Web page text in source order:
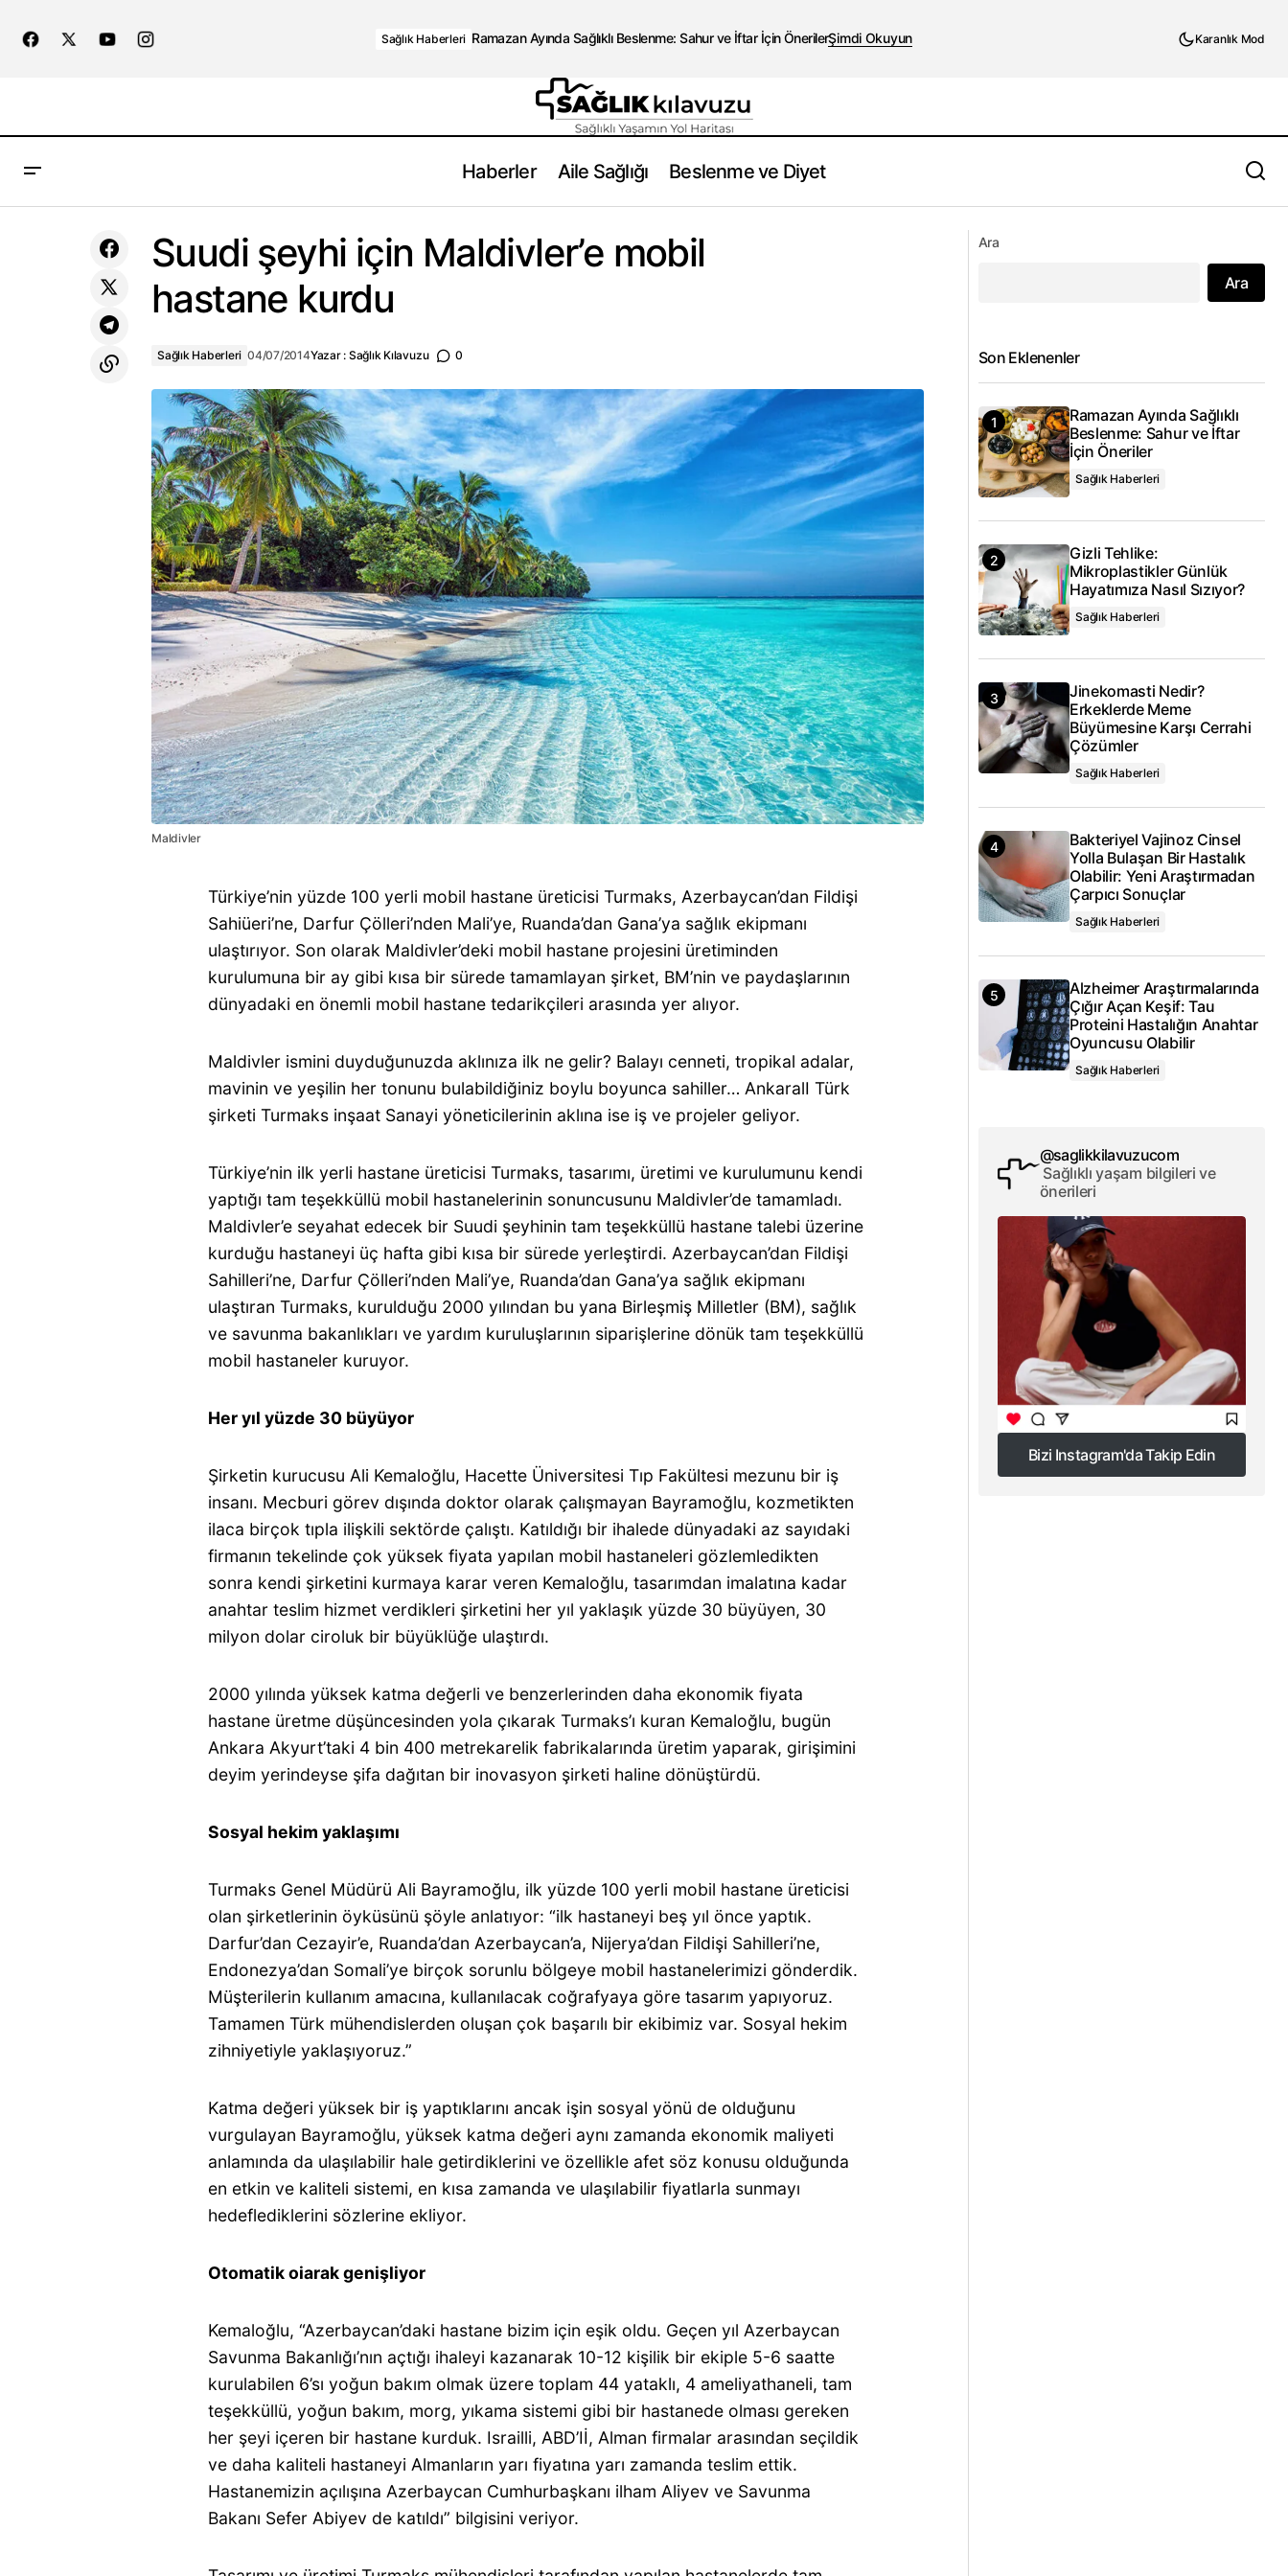
Sağlık Haberleri Ramazan Ayında Sağlıklı Beslenme: Sahur ve İftar İçin ÖnerilerŞimdi Okuyun Karanlık Mod
Haberler Aile Sağlığı Beslenme ve Diyet
Gebelikten Korunma Yöntemleri Sağlık Haberleri Suudi şeyhi için Maldivler’e mobil hastane kurdu
Suudi şeyhi için Maldivler’e mobil
hastane kurdu
Sağlık Haberleri 04/07/2014Yazar : Sağlık Kılavuzu 0
Maldivler
Türkiye’nin yüzde 100 yerli mobil hastane üreticisi Turmaks, Azerbaycan’dan Fildişi
Sahiüeri’ne, Darfur Çölleri’nden Mali’ye, Ruanda’dan Gana’ya sağlık ekipmanı
ulaştırıyor. Son olarak Maldivler’deki mobil hastane projesini üretiminden
kurulumuna bir ay gibi kısa bir sürede tamamlayan şirket, BM’nin ve paydaşlarının
dünyadaki en önemli mobil hastane tedarikçileri arasında yer alıyor.
Maldivler ismini duyduğunuzda aklınıza ilk ne gelir? Balayı cenneti, tropikal adalar,
mavinin ve yeşilin her tonunu bulabildiğiniz boylu boyunca sahiller… AnkaralI Türk
şirketi Turmaks inşaat Sanayi yöneticilerinin aklına ise iş ve projeler geliyor.
Türkiye’nin ilk yerli hastane üreticisi Turmaks, tasarımı, üretimi ve kurulumunu kendi
yaptığı tam teşekküllü mobil hastanelerinin sonuncusunu Maldivler’de tamamladı.
Maldivler’e seyahat edecek bir Suudi şeyhinin tam teşekküllü hastane talebi üzerine
kurduğu hastaneyi üç hafta gibi kısa bir sürede yerleştirdi. Azerbaycan’dan Fildişi
Sahilleri’ne, Darfur Çölleri’nden Mali’ye, Ruanda’dan Gana’ya sağlık ekipmanı
ulaştıran Turmaks, kurulduğu 2000 yılından bu yana Birleşmiş Milletler (BM), sağlık
ve savunma bakanlıkları ve yardım kuruluşlarının siparişlerine dönük tam teşekküllü
mobil hastaneler kuruyor.
Her yıl yüzde 30 büyüyor
Şirketin kurucusu Ali Kemaloğlu, Hacette Üniversitesi Tıp Fakültesi mezunu bir iş
insanı. Mecburi görev dışında doktor olarak çalışmayan Bayramoğlu, kozmetikten
ilaca birçok tıpla ilişkili sektörde çalıştı. Katıldığı bir ihalede dünyadaki az sayıdaki
firmanın tekelinde çok yüksek fiyata yapılan mobil hastaneleri gözlemledikten
sonra kendi şirketini kurmaya karar veren Kemaloğlu, tasarımdan imalatına kadar
anahtar teslim hizmet verdikleri şirketini her yıl yaklaşık yüzde 30 büyüyen, 30
milyon dolar ciroluk bir büyüklüğe ulaştırdı.
2000 yılında yüksek katma değerli ve benzerlerinden daha ekonomik fiyata
hastane üretme düşüncesinden yola çıkarak Turmaks’ı kuran Kemaloğlu, bugün
Ankara Akyurt’taki 4 bin 400 metrekarelik fabrikalarında üretim yaparak, girişimini
deyim yerindeyse şifa dağıtan bir inovasyon şirketi haline dönüştürdü.
Sosyal hekim yaklaşımı
Turmaks Genel Müdürü Ali Bayramoğlu, ilk yüzde 100 yerli mobil hastane üreticisi
olan şirketlerinin öyküsünü şöyle anlatıyor: “ilk hastaneyi beş yıl önce yaptık.
Darfur’dan Cezayir’e, Ruanda’dan Azerbaycan’a, Nijerya’dan Fildişi Sahilleri’ne,
Endonezya’dan Somali’ye birçok sorunlu bölgeye mobil hastanelerimizi gönderdik.
Müşterilerin kullanım amacına, kullanılacak coğrafyaya göre tasarım yapıyoruz.
Tamamen Türk mühendislerden oluşan çok başarılı bir ekibimiz var. Sosyal hekim
zihniyetiyle yaklaşıyoruz.”
Katma değeri yüksek bir iş yaptıklarını ancak işin sosyal yönü de olduğunu
vurgulayan Bayramoğlu, yüksek katma değeri aynı zamanda ekonomik maliyeti
anlamında da ulaşılabilir hale getirdiklerini ve özellikle afet söz konusu olduğunda
en etkin ve kaliteli sistemi, en kısa zamanda ve ulaşılabilir fiyatlarla sunmayı
hedeflediklerini sözlerine ekliyor.
Otomatik oiarak genişliyor
Kemaloğlu, “Azerbaycan’daki hastane bizim için eşik oldu. Geçen yıl Azerbaycan
Savunma Bakanlığı’nın açtığı ihaleyi kazanarak 10-12 kişilik bir ekiple 5-6 saatte
kurulabilen 6’sı yoğun bakım olmak üzere toplam 44 yataklı, 4 ameliyathaneli, tam
teşekküllü, yoğun bakım, morg, yıkama sistemi gibi bir hastanede olması gereken
her şeyi içeren bir hastane kurduk. Israilli, ABD’Iİ, Alman firmalar arasından seçildik
ve daha kaliteli hastaneyi Almanların yarı fiyatına yarı zamanda teslim ettik.
Hastanemizin açılışına Azerbaycan Cumhurbaşkanı ilham Aliyev ve Savunma
Bakanı Sefer Abiyev de katıldı” bilgisini veriyor.
Ara
Ara
Son Eklenenler
Ramazan Ayında Sağlıklı
Beslenme: Sahur ve İftar
İçin Öneriler
Sağlık Haberleri
Gizli Tehlike:
Mikroplastikler Günlük
Hayatımıza Nasıl Sızıyor?
Sağlık Haberleri
Jinekomasti Nedir?
Erkeklerde Meme
Büyümesine Karşı Cerrahi
Çözümler
Sağlık Haberleri
Bakteriyel Vajinoz Cinsel
Yolla Bulaşan Bir Hastalık
Olabilir: Yeni Araştırmadan
Çarpıcı Sonuçlar
Sağlık Haberleri
Alzheimer Araştırmalarında
Çığır Açan Keşif: Tau
Proteini Hastalığın Anahtar
Oyuncusu Olabilir
Sağlık Haberleri
@saglikkilavuzucom
Sağlıklı yaşam bilgileri ve
önerileri
Bizi Instagram'da Takip Edin
Bizi Instagram'da Takip Edin